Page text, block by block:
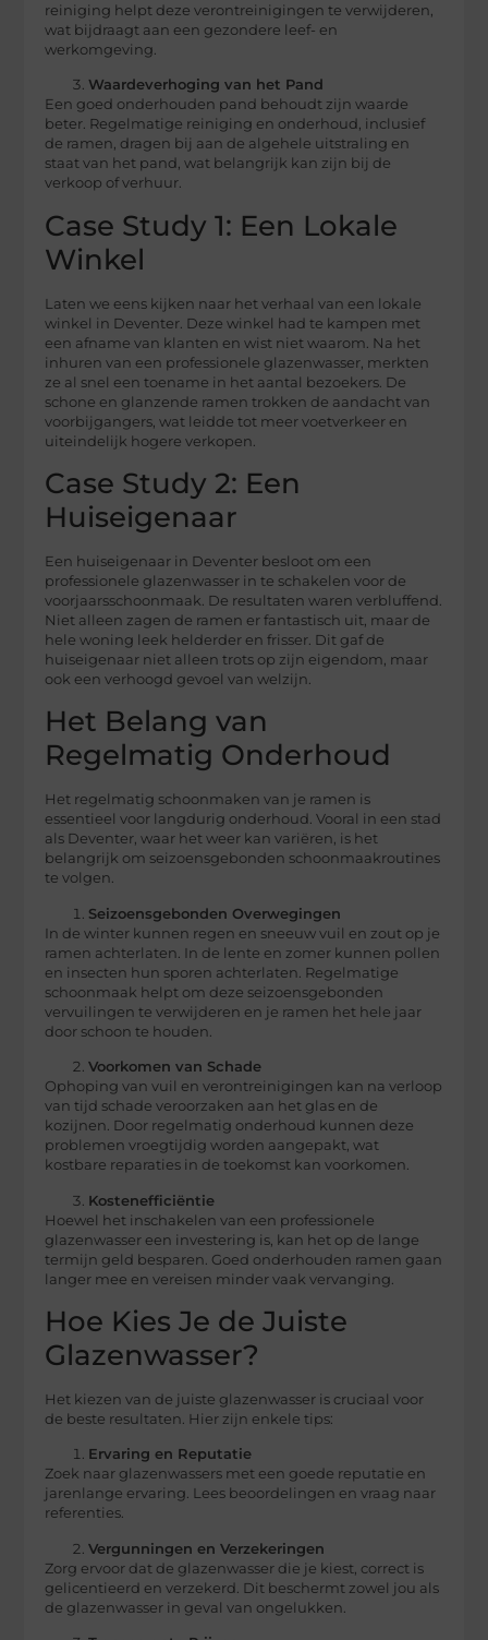
reiniging helpt deze verontreinigingen te verwijderen,
wat bijdraagt aan een gezondere leef- en
werkomgeving.
Waardeverhoging van het Pand
Een goed onderhouden pand behoudt zijn waarde
beter. Regelmatige reiniging en onderhoud, inclusief
de ramen, dragen bij aan de algehele uitstraling en
staat van het pand, wat belangrijk kan zijn bij de
verkoop of verhuur.
Case Study 1: Een Lokale
Winkel
Laten we eens kijken naar het verhaal van een lokale
winkel in Deventer. Deze winkel had te kampen met
een afname van klanten en wist niet waarom. Na het
inhuren van een professionele glazenwasser, merkten
ze al snel een toename in het aantal bezoekers. De
schone en glanzende ramen trokken de aandacht van
voorbijgangers, wat leidde tot meer voetverkeer en
uiteindelijk hogere verkopen.
Case Study 2: Een
Huiseigenaar
Een huiseigenaar in Deventer besloot om een
professionele glazenwasser in te schakelen voor de
voorjaarsschoonmaak. De resultaten waren verbluffend.
Niet alleen zagen de ramen er fantastisch uit, maar de
hele woning leek helderder en frisser. Dit gaf de
huiseigenaar niet alleen trots op zijn eigendom, maar
ook een verhoogd gevoel van welzijn.
Het Belang van
Regelmatig Onderhoud
Het regelmatig schoonmaken van je ramen is
essentieel voor langdurig onderhoud. Vooral in een stad
als Deventer, waar het weer kan variëren, is het
belangrijk om seizoensgebonden schoonmaakroutines
te volgen.
Seizoensgebonden Overwegingen
In de winter kunnen regen en sneeuw vuil en zout op je
ramen achterlaten. In de lente en zomer kunnen pollen
en insecten hun sporen achterlaten. Regelmatige
schoonmaak helpt om deze seizoensgebonden
vervuilingen te verwijderen en je ramen het hele jaar
door schoon te houden.
Voorkomen van Schade
Ophoping van vuil en verontreinigingen kan na verloop
van tijd schade veroorzaken aan het glas en de
kozijnen. Door regelmatig onderhoud kunnen deze
problemen vroegtijdig worden aangepakt, wat
kostbare reparaties in de toekomst kan voorkomen.
Kostenefficiëntie
Hoewel het inschakelen van een professionele
glazenwasser een investering is, kan het op de lange
termijn geld besparen. Goed onderhouden ramen gaan
langer mee en vereisen minder vaak vervanging.
Hoe Kies Je de Juiste
Glazenwasser?
Het kiezen van de juiste glazenwasser is cruciaal voor
de beste resultaten. Hier zijn enkele tips:
Ervaring en Reputatie
Zoek naar glazenwassers met een goede reputatie en
jarenlange ervaring. Lees beoordelingen en vraag naar
referenties.
Vergunningen en Verzekeringen
Zorg ervoor dat de glazenwasser die je kiest, correct is
gelicentieerd en verzekerd. Dit beschermt zowel jou als
de glazenwasser in geval van ongelukken.